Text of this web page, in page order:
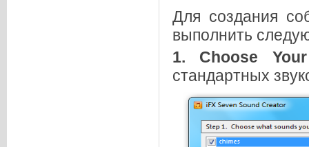
Для создания
выполнить
1.
Choose
стандартных